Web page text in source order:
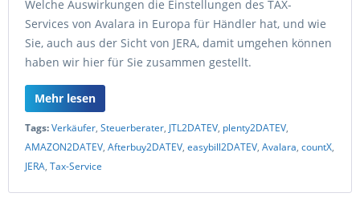
Welche Auswirkungen die Einstellungen des TAX-
Services von Avalara in Europa für Händler hat, und wie
Sie, auch aus der Sicht von JERA, damit umgehen können
haben wir hier für Sie zusammen gestellt.
Mehr lesen
Tags:Verkäufer, Steuerberater, JTL2DATEV, plenty2DATEV,
AMAZON2DATEV, Afterbuy2DATEV, easybill2DATEV, Avalara, countX,
JERA, Tax-Service